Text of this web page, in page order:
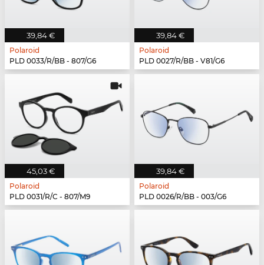
39,84 €
Polaroid
PLD 0033/R/BB - 807/G6
39,84 €
Polaroid
PLD 0027/R/BB - V81/G6
45,03 €
Polaroid
PLD 0031/R/C - 807/M9
39,84 €
Polaroid
PLD 0026/R/BB - 003/G6